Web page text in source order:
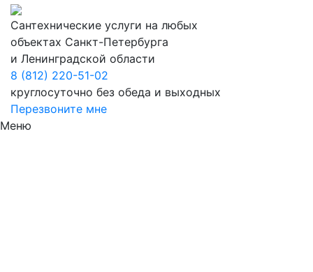
Сантехнические услуги на любых
объектах Санкт-Петербурга
и Ленинградской области
8 (812) 220-51-02
круглосуточно без обеда и выходных
Перезвоните мне
Меню